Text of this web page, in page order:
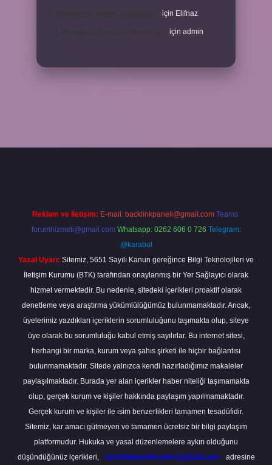
için Elifnaz
Laboratuvar Pırlantası kararır mı ? için admin
Reklam ve İletişim: E-mail: backlinkpaneli@gmail.com Teams:
forumhizmeti@gmail.com Whatsapp: 0262 606 0 726 Telegram:
@karabul
Yasal Uyarı: Sitemiz, 5651 Sayılı Kanun gereğince Bilgi Teknolojileri ve
İletişim Kurumu (BTK) tarafından onaylanmış bir Yer Sağlayıcı olarak
hizmet vermektedir. Bu nedenle, sitedeki içerikleri proaktif olarak
denetleme veya araştırma yükümlülüğümüz bulunmamaktadır. Ancak,
üyelerimiz yazdıkları içeriklerin sorumluluğunu taşımakta olup, siteye
üye olarak bu sorumluluğu kabul etmiş sayılırlar. Bu internet sitesi,
herhangi bir marka, kurum veya şahıs şirketi ile hiçbir bağlantısı
bulunmamaktadır. Sitede yalnızca kendi hazırladığımız makaleler
paylaşılmaktadır. Burada yer alan içerikler haber niteliği taşımamakta
olup, gerçek kurum ve kişiler hakkında paylaşım yapılmamaktadır.
Gerçek kurum ve kişiler ile isim benzerlikleri tamamen tesadüfidir.
Sitemiz, kar amacı gütmeyen ve tamamen ücretsiz bir bilgi paylaşım
platformudur. Hukuka ve yasal düzenlemelere aykırı olduğunu
düşündüğünüz içerikleri,
backlinkpanelicomtr@gmail.com adresine